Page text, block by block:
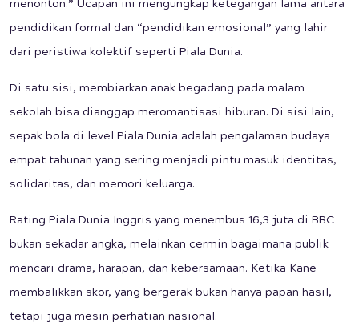
menonton.” Ucapan ini mengungkap ketegangan lama antara
pendidikan formal dan “pendidikan emosional” yang lahir
dari peristiwa kolektif seperti Piala Dunia.
Di satu sisi, membiarkan anak begadang pada malam
sekolah bisa dianggap meromantisasi hiburan. Di sisi lain,
sepak bola di level Piala Dunia adalah pengalaman budaya
empat tahunan yang sering menjadi pintu masuk identitas,
solidaritas, dan memori keluarga.
Rating Piala Dunia Inggris yang menembus 16,3 juta di BBC
bukan sekadar angka, melainkan cermin bagaimana publik
mencari drama, harapan, dan kebersamaan. Ketika Kane
membalikkan skor, yang bergerak bukan hanya papan hasil,
tetapi juga mesin perhatian nasional.